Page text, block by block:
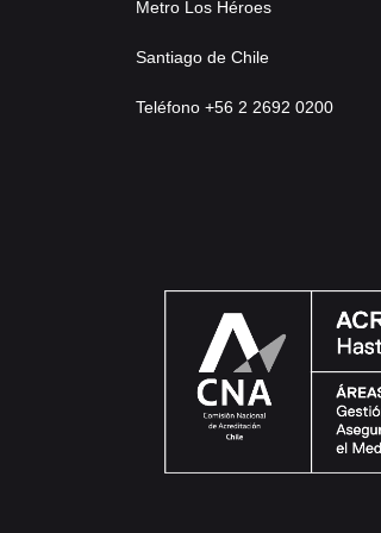
Metro Los Héroes
Santiago de Chile
Teléfono +56 2 2692 0200